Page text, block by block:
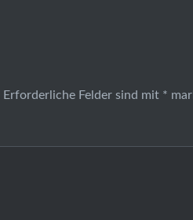
Erforderliche Felder sind mit *